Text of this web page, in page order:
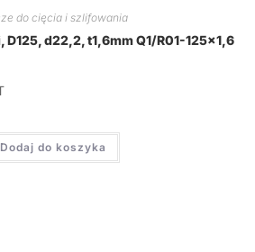
do cięcia i szlifowania
D125, d22,2, t1,6mm Q1/R01-125×1,6
Dodaj do koszyka